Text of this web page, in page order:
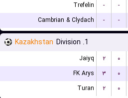
Trefelin
- -
Cambrian & Clydach
- -
Kazakhstan 1. Division
Jaiyq ۲ ۰
FK Arys
۳ ۰
Turan
۲ ۰